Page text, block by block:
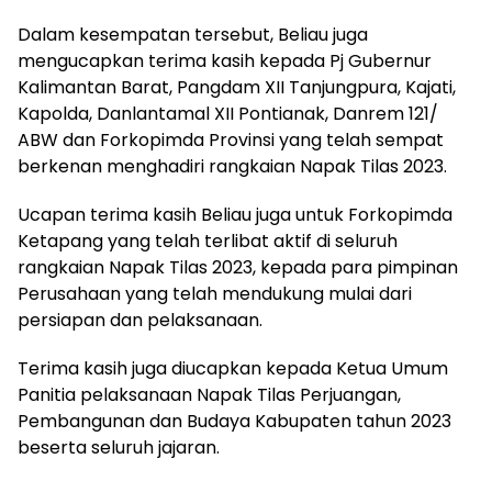
Dalam kesempatan tersebut, Beliau juga
mengucapkan terima kasih kepada Pj Gubernur
Kalimantan Barat, Pangdam XII Tanjungpura, Kajati,
Kapolda, Danlantamal XII Pontianak, Danrem 121/
ABW dan Forkopimda Provinsi yang telah sempat
berkenan menghadiri rangkaian Napak Tilas 2023.
Ucapan terima kasih Beliau juga untuk Forkopimda
Ketapang yang telah terlibat aktif di seluruh
rangkaian Napak Tilas 2023, kepada para pimpinan
Perusahaan yang telah mendukung mulai dari
persiapan dan pelaksanaan.
Terima kasih juga diucapkan kepada Ketua Umum
Panitia pelaksanaan Napak Tilas Perjuangan,
Pembangunan dan Budaya Kabupaten tahun 2023
beserta seluruh jajaran.